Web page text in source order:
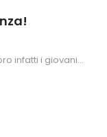
infatti i giovani…